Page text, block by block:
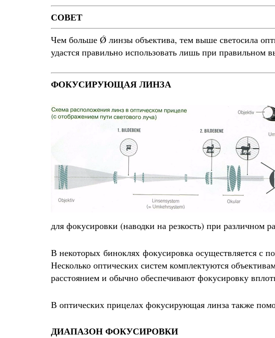
СОВЕТ
Чем больше Ǿ линзы объектива, тем выше светосила
удастся правильно использовать лишь при правильном
ФОКУСИРУЮЩАЯ ЛИНЗА
для фокусировки (наводки на резкость) при различном
В некоторых биноклях фокусировка осуществляется с
Несколько оптических систем комплектуются
расстоянием и обычно обеспечивают фокусировку
В оптических прицелах фокусирующая линза также
ДИАПАЗОН ФОКУСИРОВКИ